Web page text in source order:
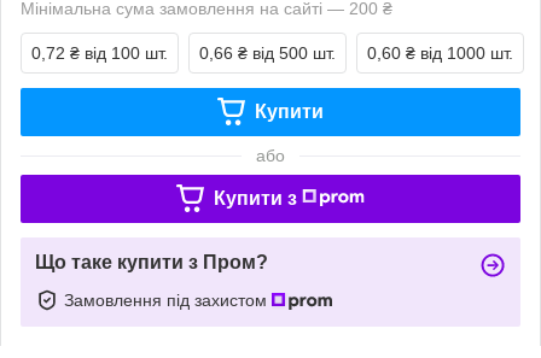
Мінімальна сума замовлення на сайті — 200 ₴
0,72 ₴ від 100 шт. 0,66 ₴ від 500 шт. 0,60 ₴ від 1000 шт.
Купити
або
Купити з
Що таке купити з Пром?
Замовлення під захистом